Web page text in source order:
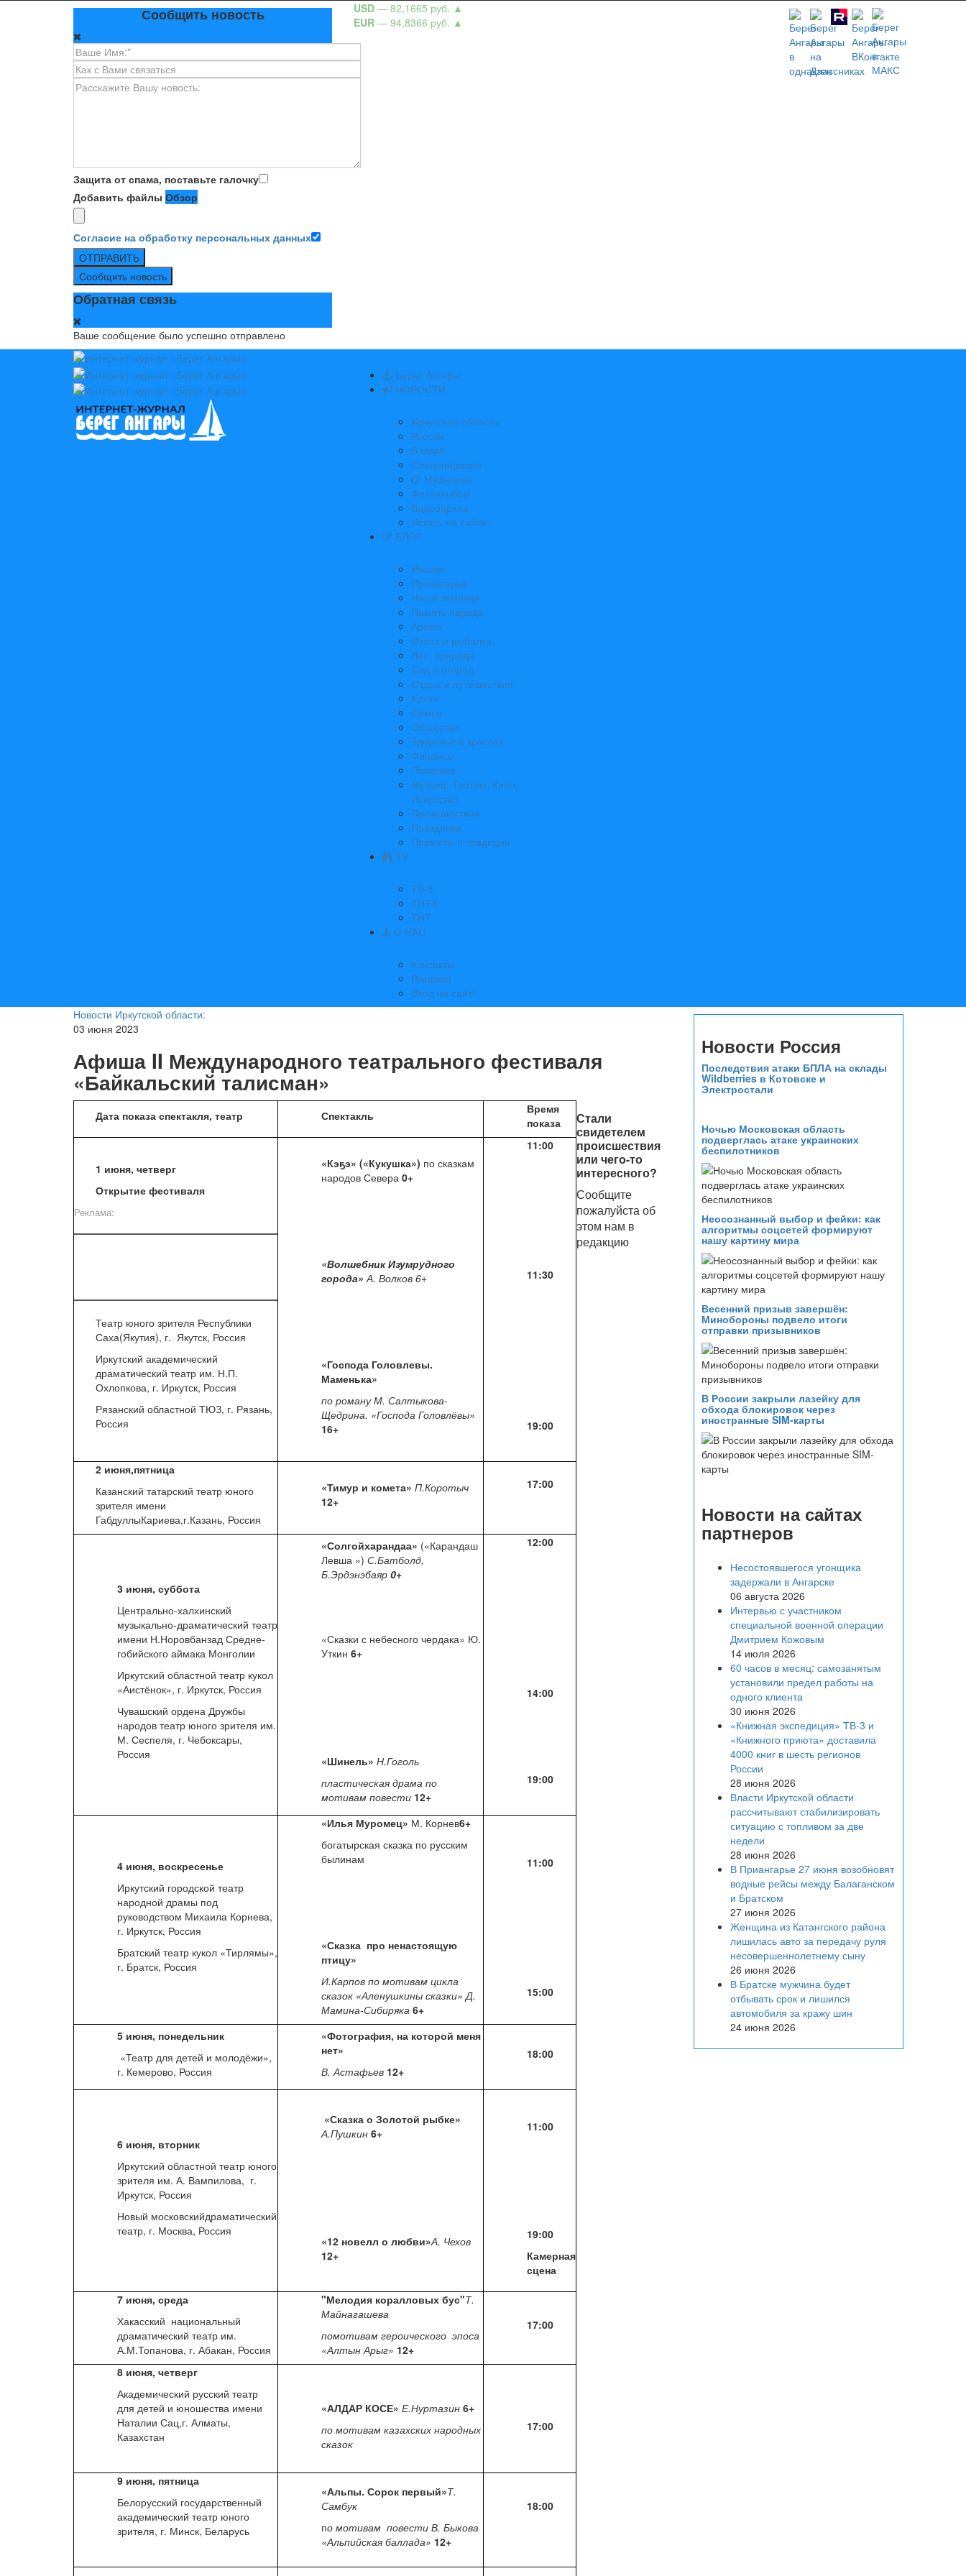
Сообщить новость
Защита от спама, поставьте галочку
Добавить файлы Обзор
Согласие на обработку персональных данных
ОТПРАВИТЬ
Сообщить новость
Обратная связь
Ваше сообщение было успешно отправлено
USD — 82,1665 руб. ▲
EUR — 94,8366 руб. ▲
Берег Ангары
НОВОСТИ
Иркутская область
Россия
В мире
Спецоперация
Медицина
Фотоальбом
Видеоархив
Искать на сайте:
БЛОГ
Россия
Приангарье
Наши земляки
Память народа
Армия
Охота и рыбалка
Лес, природа
Сад и огород
Отдых и путешествия
Кухня
Семья
Общество
Здоровье и красота
Финансы
Политика
Музыка, Театры, Кино,
Искусство
Происшествия
Праздники
Приметы и традиции
TV
ТВ-3
ТНТ4
ТНТ
О НАС
Контакты
Реклама
Вход на сайт!
Новости Иркутской области:
03 июня 2023
Афиша II Международного театрального фестиваля
«Байкальский талисман»
Дата показа спектакля, театр Спектакль
Время
показа
1 июня, четверг
Открытие фестиваля
Реклама:
Театр юного зрителя Республики
Саха(Якутия), г. Якутск, Россия
Иркутский академический
драматический театр им. Н.П.
Охлопкова, г. Иркутск, Россия
Рязанский областной ТЮЗ, г. Рязань,
Россия
«Кэҕэ» («Кукушка») по сказкам
народов Севера 0+
«Волшебник Изумрудного
города» А. Волков 6+
«Господа Головлевы.
Маменька»
по роману М. Салтыкова-
Щедрина. «Господа Головлёвы»
16+
11:00
11:30
19:00
2 июня,пятница
Казанский татарский театр юного
зрителя имени
ГабдуллыКариева,г.Казань, Россия
«Тимур и комета» П.Коротыч
12+
17:00
3 июня, суббота
Центрально-халхинский
музыкально-драматический театр
имени Н.Норовбанзад Средне-
гобийского аймака Монголии
Иркутский областной театр кукол
«Аистёнок», г. Иркутск, Россия
Чувашский ордена Дружбы
народов театр юного зрителя им.
М. Сеспеля, г. Чебоксары,
Россия
«Солгойхарандаа» («Карандаш
Левша ») С.Батболд,
Б.Эрдэнэбаяр 0+
«Сказки с небесного чердака» Ю.
Уткин 6+
«Шинель» Н.Гоголь
пластическая драма по
мотивам повести 12+
12:00
14:00
19:00
4 июня, воскресенье
Иркутский городской театр
народной драмы под
руководством Михаила Корнева,
г. Иркутск, Россия
Братский театр кукол «Тирлямы»,
г. Братск, Россия
«Илья Муромец» М. Корнев6+
богатырская сказка по русским
былинам
«Сказка про ненастоящую
птицу»
И.Карпов по мотивам цикла
сказок «Аленушкины сказки» Д.
Мамина-Сибиряка 6+
11:00
15:00
5 июня, понедельник
«Театр для детей и молодёжи»,
г. Кемерово, Россия
«Фотография, на которой меня
нет»
В. Астафьев 12+
18:00
6 июня, вторник
Иркутский областной театр юного
зрителя им. А. Вампилова, г.
Иркутск, Россия
Новый московскийдраматический
театр, г. Москва, Россия
«Сказка о Золотой рыбке»
А.Пушкин 6+
«12 новелл о любви»А. Чехов
12+
11:00
19:00
Камерная
сцена
7 июня, среда
Хакасский национальный
драматический театр им.
А.М.Топанова, г. Абакан, Россия
"Мелодия коралловых бус"Т.
Майнагашева
помотивам героического эпоса
«Алтын Арыг» 12+
17:00
8 июня, четверг
Академический русский театр
для детей и юношества имени
Наталии Сац,г. Алматы,
Казахстан
«АЛДАР КОСЕ» Е.Нуртазин 6+
по мотивам казахских народных
сказок
17:00
9 июня, пятница
Белорусский государственный
академический театр юного
зрителя, г. Минск, Беларусь
«Альпы. Сорок первый»Т.
Самбук
по мотивам повести В. Быкова
«Альпийская баллада» 12+
18:00
Стали
свидетелем
происшествия
или чего-то
интересного?
Сообщите
пожалуйста об
этом нам в
редакцию
Новости Россия
Последствия атаки БПЛА на склады
Wildberries в Котовске и
Электростали
Ночью Московская область
подверглась атаке украинских
беспилотников
Неосознанный выбор и фейки: как
алгоритмы соцсетей формируют
нашу картину мира
Весенний призыв завершён:
Минобороны подвело итоги
отправки призывников
В России закрыли лазейку для
обхода блокировок через
иностранные SIM-карты
Новости на сайтах
партнеров
Несостоявшегося угонщика
задержали в Ангарске
06 августа 2026
Интервью с участником
специальной военной операции
Дмитрием Кожовым
14 июля 2026
60 часов в месяц: самозанятым
установили предел работы на
одного клиента
30 июня 2026
«Книжная экспедиция» ТВ-3 и
«Книжного приюта» доставила
4000 книг в шесть регионов
России
28 июня 2026
Власти Иркутской области
рассчитывают стабилизировать
ситуацию с топливом за две
недели
28 июня 2026
В Приангарье 27 июня возобновят
водные рейсы между Балаганском
и Братском
27 июня 2026
Женщина из Катангского района
лишилась авто за передачу руля
несовершеннолетнему сыну
26 июня 2026
В Братске мужчина будет
отбывать срок и лишился
автомобиля за кражу шин
24 июня 2026